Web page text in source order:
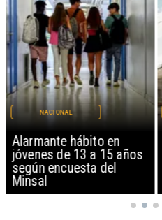
Alarmante hábito en
jóvenes de 13 a 15 años
según encuesta del
Minsal
NACIONAL